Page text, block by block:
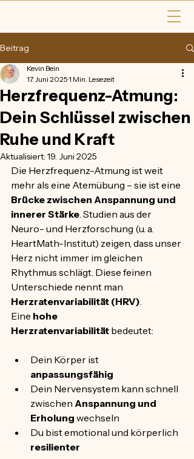
Beitrag
Herzfrequenz-Atmung:
Dein Schlüssel zwischen
Ruhe und Kraft
Kevin Bein
17. Juni 20251 Min. Lesezeit
Aktualisiert: 19. Juni 2025
Die Herzfrequenz-Atmung ist weit
mehr als eine Atemübung – sie ist eine
Brücke zwischen Anspannung und
innerer Stärke. Studien aus der
Neuro- und Herzforschung (u. a.
HeartMath-Institut) zeigen, dass unser
Herz nicht immer im gleichen
Rhythmus schlägt. Diese feinen
Unterschiede nennt man
Herzratenvariabilität (HRV).
Eine hohe
Herzratenvariabilität bedeutet:
Dein Körper ist
anpassungsfähig
Dein Nervensystem kann schnell
zwischen Anspannung und
Erholung wechseln
Du bist emotional und körperlich
resilienter